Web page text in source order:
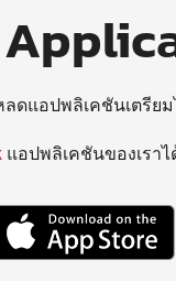
ดแอปพลิเคชันเตรีย
แอปพลิเคชันของเรา